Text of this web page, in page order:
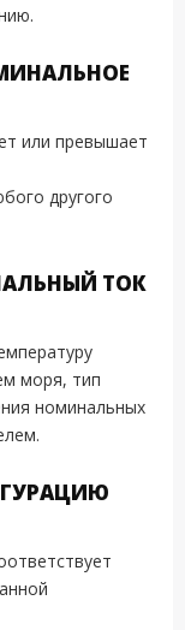
или превышает
другого
ТОК
моря, тип
номинальных